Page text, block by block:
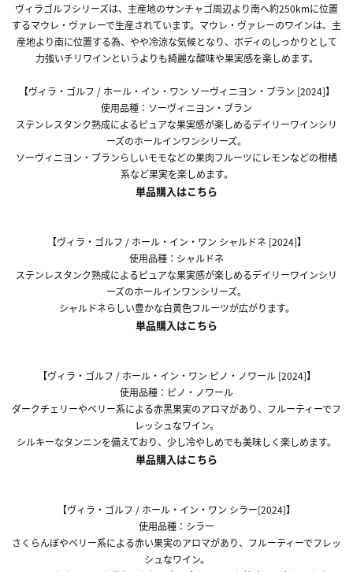
ヴィラゴルフシリーズは、主産地のサンチャゴ周辺より南へ約250kmに位置
するマウレ・ヴァレーで生産されています。マウレ・ヴァレーのワインは、主
産地より南に位置する為、やや冷涼な気候となり、ボディのしっかりとして
力強いチリワインというよりも綺麗な酸味や果実感を楽しめます。
【ヴィラ・ゴルフ / ホール・イン・ワン ソーヴィニヨン・ブラン [2024]】
使用品種：ソーヴィニヨン・ブラン
ステンレスタンク熟成によるピュアな果実感が楽しめるデイリーワインシリ
ーズのホールインワンシリーズ。
ソーヴィニヨン・ブランらしいモモなどの果肉フルーツにレモンなどの柑橘
系など果実を楽しめます。
単品購入はこちら
【ヴィラ・ゴルフ / ホール・イン・ワン シャルドネ [2024]】
使用品種：シャルドネ
ステンレスタンク熟成によるピュアな果実感が楽しめるデイリーワインシリ
ーズのホールインワンシリーズ。
シャルドネらしい豊かな白黄色フルーツが広がります。
単品購入はこちら
【ヴィラ・ゴルフ / ホール・イン・ワン ピノ・ノワール [2024]】
使用品種：ピノ・ノワール
ダークチェリーやベリー系による赤黒果実のアロマがあり、フルーティーでフ
レッシュなワイン。
シルキーなタンニンを備えており、少し冷やしめでも美味しく楽しめます。
単品購入はこちら
【ヴィラ・ゴルフ / ホール・イン・ワン シラー[2024]】
使用品種：シラー
さくらんぼやベリー系による赤い果実のアロマがあり、フルーティーでフレッ
シュなワイン。